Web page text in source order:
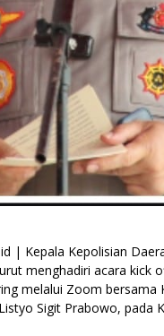
| Kepala Kepolisian
menghadiri acara kick
melalui Zoom bersama
Sigit Prabowo, pada